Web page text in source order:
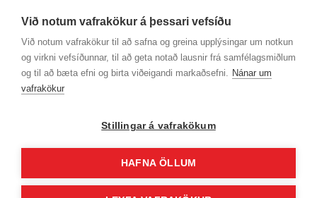
Við notum vafrakökur á þessari vefsíðu
Við notum vafrakökur til að safna og greina upplýsingar um notkun
og virkni vefsíðunnar, til að geta notað lausnir frá samfélagsmiðlum
og til að bæta efni og birta viðeigandi markaðsefni. Nánar um
vafrakökur
Stillingar á vafrakökum
HAFNA ÖLLUM
VIÐ ERUM Á FACEBOOK
LAUS STÖRF HJÁ BRIMBORG